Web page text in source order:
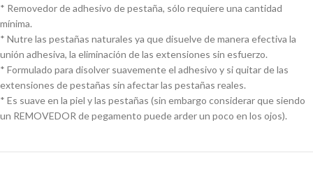
* Removedor de adhesivo de pestaña, sólo requiere una cantidad
mínima.
* Nutre las pestañas naturales ya que disuelve de manera efectiva la
unión adhesiva, la eliminación de las extensiones sin esfuerzo.
* Formulado para disolver suavemente el adhesivo y si quitar de las
extensiones de pestañas sin afectar las pestañas reales.
* Es suave en la piel y las pestañas (sin embargo considerar que siendo
un REMOVEDOR de pegamento puede arder un poco en los ojos).